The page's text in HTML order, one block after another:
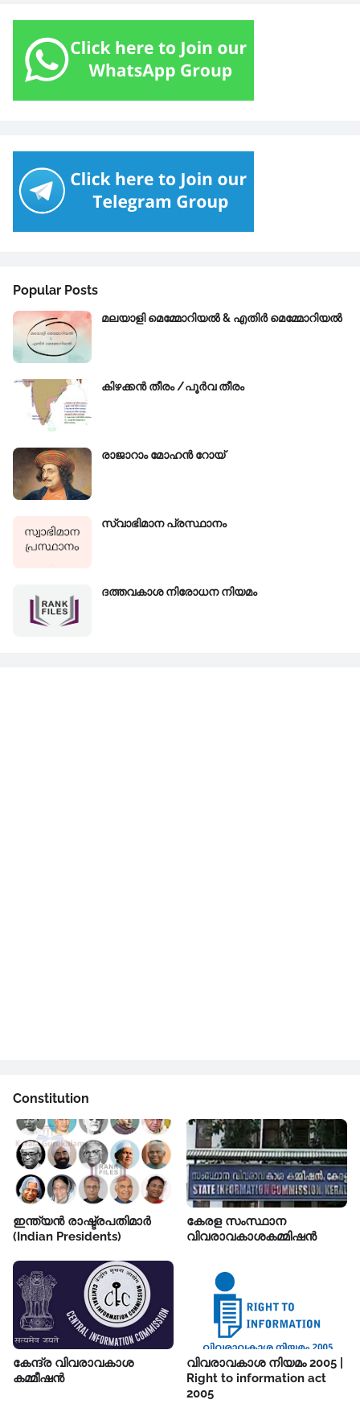
Popular Posts
മലയാളി മെമ്മോറിയൽ & എതിർ മെമ്മോറിയൽ
കിഴക്കന്‍ തീരം /പൂർവ തീരം
രാജാറാം മോഹൻ റോയ്‌
സ്വാഭിമാന പ്രസ്ഥാനം
ദത്തവകാശ നിരോധന നിയമം
Constitution
ഇന്ത്യൻ രാഷ്ട്രപതിമാർ
(Indian Presidents)
കേരള സംസ്ഥാന
വിവരാവകാശകമ്മിഷൻ
കേന്ദ്ര വിവരാവകാശ
കമ്മീഷൻ
വിവരാവകാശ നിയമം 2005 |
Right to information act
2005